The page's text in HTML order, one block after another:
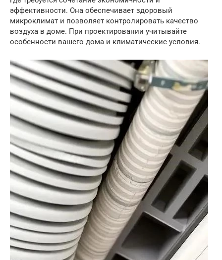
эффективности. Она обеспечивает здоровый
микроклимат и позволяет контролировать качество
воздуха в доме. При проектировании учитывайте
особенности вашего дома и климатические условия.